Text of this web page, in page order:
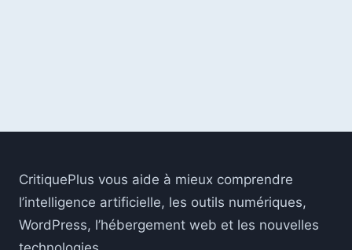
CritiquePlus vous aide à mieux comprendre
l’intelligence artificielle, les outils numériques,
WordPress, l’hébergement web et les nouvelles